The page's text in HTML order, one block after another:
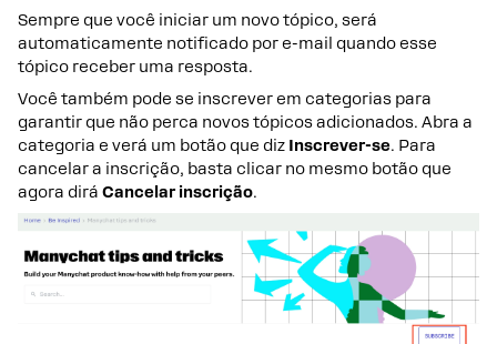
Sempre que você iniciar um novo tópico, será
automaticamente notificado por e-mail quando esse
tópico receber uma resposta.
Você também pode se inscrever em categorias para
garantir que não perca novos tópicos adicionados. Abra a
categoria e verá um botão que diz Inscrever-se. Para
cancelar a inscrição, basta clicar no mesmo botão que
agora dirá Cancelar inscrição.